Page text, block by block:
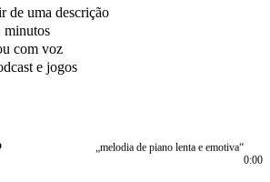
de uma descrição
minutos
com voz
e jogos
„melodia de piano lenta e emotiva“
0:00